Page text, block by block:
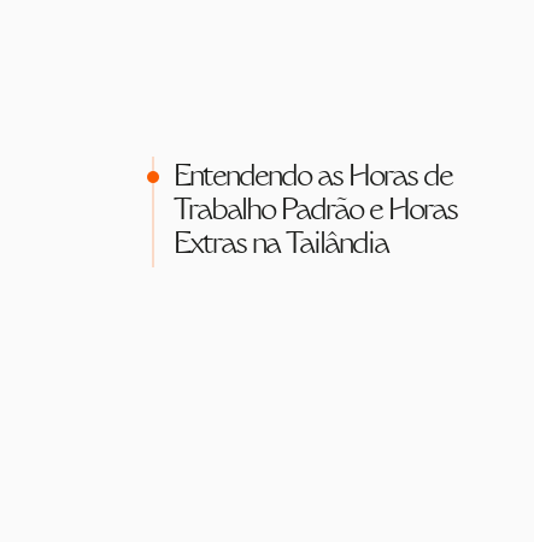
Entendendo as Horas de
Trabalho Padrão e Horas
Extras na Tailândia